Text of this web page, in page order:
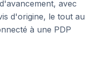
avec
d'origine, le tout au
à une PDP